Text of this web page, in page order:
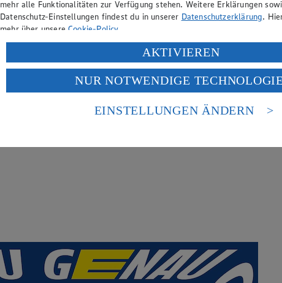
mehr alle Funktionalitäten zur Verfügung stehen. Weitere Erklärungen
Datenschutz-Einstellungen findest du in unserer Datenschutzerklärung.
mehr über unsereCookie-Policy.
Verarbeitung deiner personenbezogenen Daten in den USA durch Facebook
Wenn du auf „Aktivieren“ klickst, willigst du im Sinne des Art. 49 Abs. 1
ein, dass deine Daten in den USA verarbeitet werden. Der EuGH sieht die
einem nach europäischen Standards nicht angemessenen
Risiko eines Zugriffs durch US-amerikanische Behörden.
AKTIVIEREN
NUR NOTWENDIGE
EINSTELLUNGEN ÄNDERN